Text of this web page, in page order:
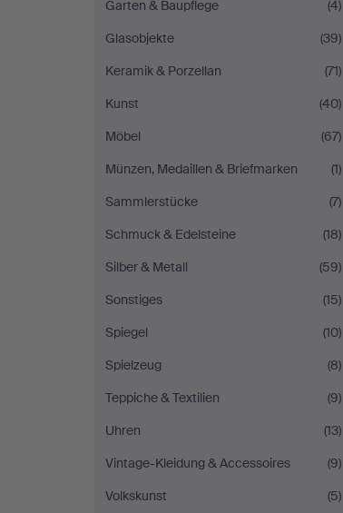
Ek
Garten & Baupflege
(4)
Glasobjekte
(39)
Keramik & Porzellan
(71)
Kunst
(40)
Möbel
(67)
Münzen, Medaillen & Briefmarken
(1)
Sammlerstücke
(7)
Schmuck & Edelsteine
(18)
Silber & Metall
(59)
Sonstiges
(15)
Spiegel
(10)
Spielzeug
(8)
Teppiche & Textilien
(9)
Uhren
(13)
Vintage-Kleidung & Accessoires
(9)
Volkskunst
(5)